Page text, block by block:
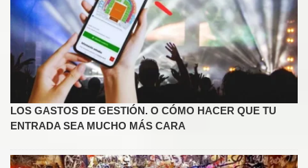
LOS GASTOS DE GESTIÓN. O CÓMO HACER QUE TU
ENTRADA SEA MUCHO MÁS CARA